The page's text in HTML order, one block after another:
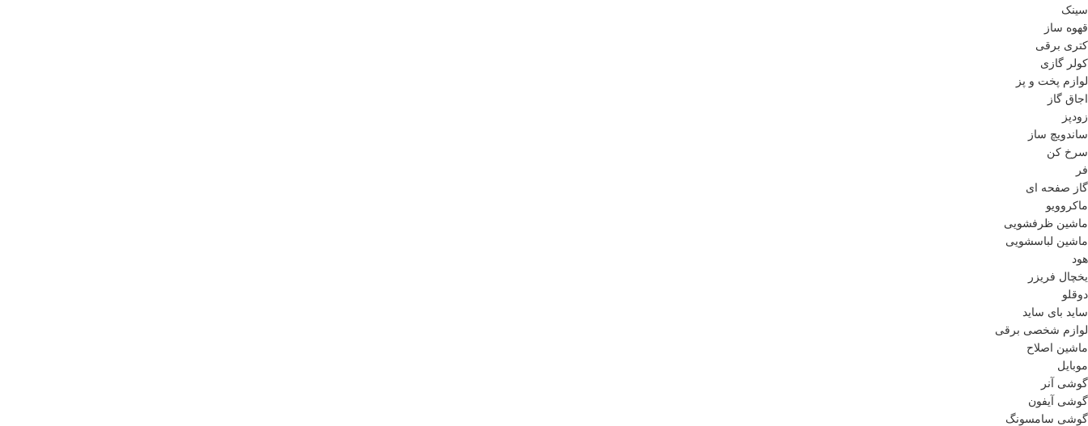
سینک
قهوه ساز
کتری برقی
کولر گازی
لوازم پخت و پز
اجاق گاز
زودپز
ساندویچ ساز
سرخ کن
فر
گاز صفحه ای
ماکروویو
ماشین ظرفشویی
ماشین لباسشویی
هود
یخچال فریزر
دوقلو
ساید بای ساید
لوازم شخصی برقی
ماشین اصلاح
موبایل
گوشی آنر
گوشی آیفون
گوشی سامسونگ